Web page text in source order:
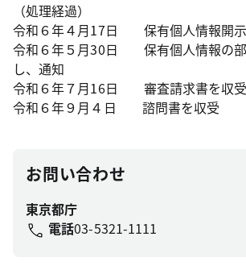
（処理経過）
令和６年４月17日 保有個人情報開示
令和６年５月30日 保有個人情報の部
し、通知
令和６年７月16日 審査請求書を収受
令和６年９月４日 諮問書を収受
お問い合わせ
東京都庁
電話03-5321-1111